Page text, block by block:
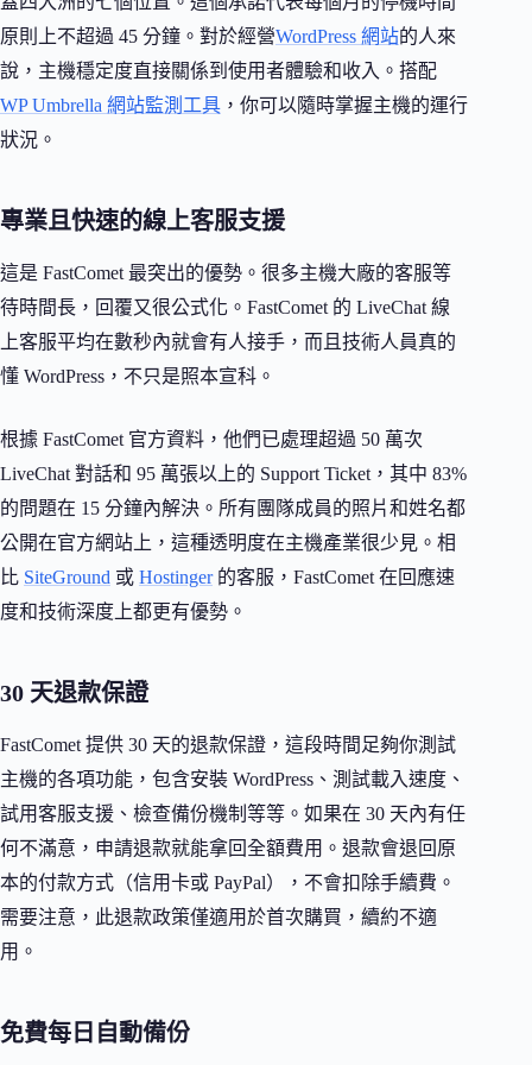
原則上不超過 45 分鐘。對於經營WordPress 網站的人來
說，主機穩定度直接關係到使用者體驗和收入。搭配
WP Umbrella 網站監測工具 ，你可以隨時掌握主機的運行
狀況。
專業且快速的線上客服支援
這是 FastComet 最突出的優勢。很多主機大廠的客服等
待時間長，回覆又很公式化。FastComet 的 LiveChat 線
上客服平均在數秒內就會有人接手，而且技術人員真的
懂 WordPress，不只是照本宣科。
根據 FastComet 官方資料，他們已處理超過 50 萬次
LiveChat 對話和 95 萬張以上的 Support Ticket，其中 83%
的問題在 15 分鐘內解決。所有團隊成員的照片和姓名都
公開在官方網站上，這種透明度在主機產業很少見。相
比 SiteGround 或 Hostinger的客服，FastComet 在回應速
度和技術深度上都更有優勢。
30 天退款保證
FastComet 提供 30 天的退款保證，這段時間足夠你測試
主機的各項功能，包含安裝 WordPress、測試載入速度、
試用客服支援、檢查備份機制等等。如果在 30 天內有任
何不滿意，申請退款就能拿回全額費用。退款會退回原
本的付款方式（信用卡或 PayPal），不會扣除手續費。
需要注意，此退款政策僅適用於首次購買，續約不適
用。
免費每日自動備份